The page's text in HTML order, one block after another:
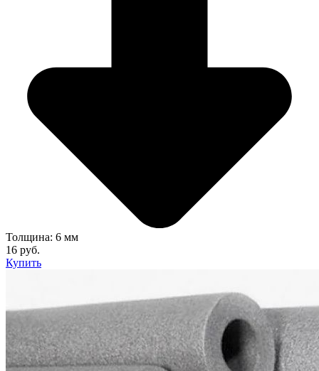
Толщина: 6 мм
16 руб.
Купить